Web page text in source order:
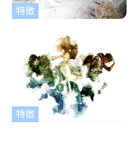
特徴
特徴